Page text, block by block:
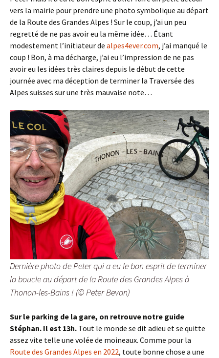
vers la mairie pour prendre une photo symbolique au départ
de la Route des Grandes Alpes ! Sur le coup, j’ai un peu
regretté de ne pas avoir eu la même idée… Étant
modestement l’initiateur de alpes4ever.com, j’ai manqué le
coup ! Bon, à ma décharge, j’ai eu l’impression de ne pas
avoir eu les idées très claires depuis le début de cette
journée avec ma déception de terminer la Traversée des
Alpes suisses sur une très mauvaise note…
Dernière photo de Peter qui a eu le bon esprit de terminer
la boucle au départ de la Route des Grandes Alpes à
Thonon-les-Bains ! (© Peter Bevan)
Sur le parking de la gare, on retrouve notre guide
Stéphan. Il est 13h. Tout le monde se dit adieu et se quitte
assez vite telle une volée de moineaux. Comme pour la
Route des Grandes Alpes en 2022, toute bonne chose a une